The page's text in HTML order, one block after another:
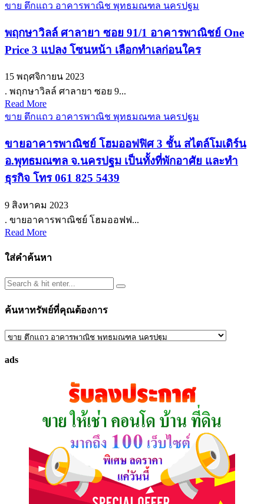
ขาย ตึกแถว อาคารพาณิช พุทธมณฑล นครปฐม
พฤกษาวิลล์ ศาลายา ซอย 91/1 อาคารพาณิชย์ One
Price 3 แปลง โซนหน้า เลือกทำเลก่อนใคร
15 พฤศจิกายน 2023
. พฤกษาวิลล์ ศาลายา ซอย 9...
Read More
ขาย ตึกแถว อาคารพาณิช พุทธมณฑล นครปฐม
ขายอาคารพาณิชย์ โฮมออฟฟิศ 3 ชั้น สไตล์โมเดิร์น
อ.พุทธมณฑล จ.นครปฐม เป็นทั้งที่พักอาศัย และทำ
ธุรกิจ โทร 061 825 5439
9 สิงหาคม 2023
. ขายอาคารพาณิชย์ โฮมออฟฟ...
Read More
ใส่คำค้นหา
ค้นหาทรัพย์ที่คุณต้องการ
ค้นหา
ที่
ads